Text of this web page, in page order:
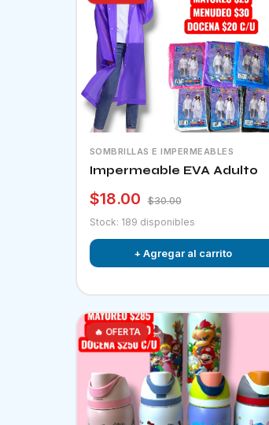
SOMBRILLAS E IMPERMEABLES
Impermeable EVA Adulto
$18.00
$30.00
Stock: 189 disponibles
+ Agregar al carrito
🔥 OFERTA